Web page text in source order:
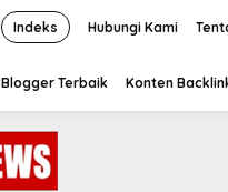
Indeks Hubungi Kami
Blogger Terbaik Konten